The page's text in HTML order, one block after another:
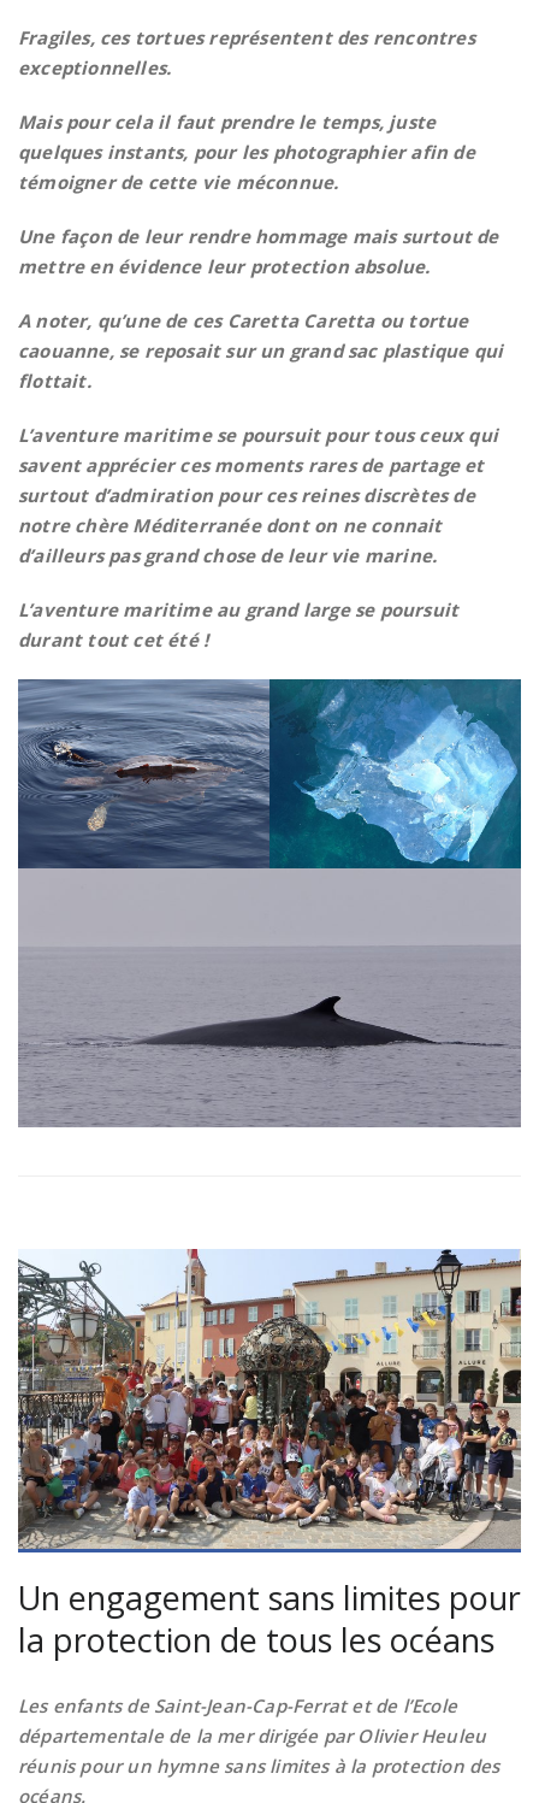
Fragiles, ces tortues représentent des rencontres
exceptionnelles.
Mais pour cela il faut prendre le temps, juste
quelques instants, pour les photographier afin de
témoigner de cette vie méconnue.
Une façon de leur rendre hommage mais surtout de
mettre en évidence leur protection absolue.
A noter, qu’une de ces Caretta Caretta ou tortue
caouanne, se reposait sur un grand sac plastique qui
flottait.
L’aventure maritime se poursuit pour tous ceux qui
savent apprécier ces moments rares de partage et
surtout d’admiration pour ces reines discrètes de
notre chère Méditerranée dont on ne connait
d’ailleurs pas grand chose de leur vie marine.
L’aventure maritime au grand large se poursuit
durant tout cet été !
Un engagement sans limites pour
la protection de tous les océans
Les enfants de Saint-Jean-Cap-Ferrat et de l’Ecole
départementale de la mer dirigée par Olivier Heuleu
réunis pour un hymne sans limites à la protection des
océans.